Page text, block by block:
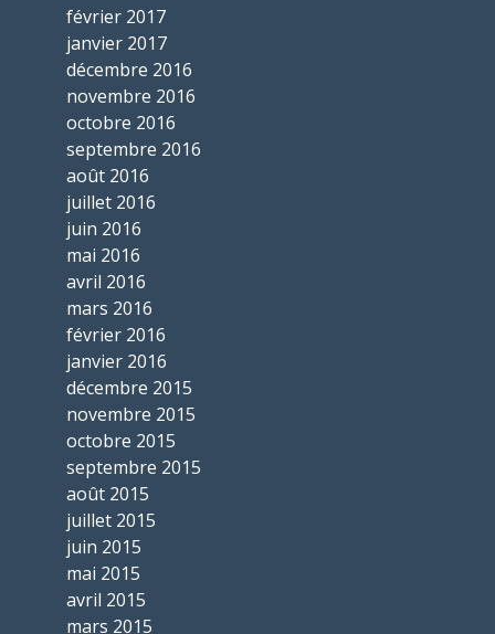
février 2017
janvier 2017
décembre 2016
novembre 2016
octobre 2016
septembre 2016
août 2016
juillet 2016
juin 2016
mai 2016
avril 2016
mars 2016
février 2016
janvier 2016
décembre 2015
novembre 2015
octobre 2015
septembre 2015
août 2015
juillet 2015
juin 2015
mai 2015
avril 2015
mars 2015